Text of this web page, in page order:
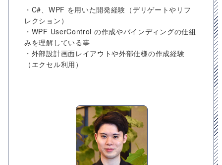
・C#、WPF を用いた開発経験（デリゲートやリフ
レクション）
・WPF UserControl の作成やバインディングの仕組
みを理解している事
・外部設計画面レイアウトや外部仕様の作成経験
（エクセル利用）